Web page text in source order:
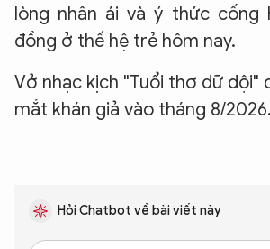
lòng nhân ái và ý thức cống
đồng ở thế hệ trẻ hôm nay.
Vở nhạc kịch "Tuổi thơ dữ dội"
mắt khán giả vào tháng 8/2026.
Hỏi Chatbot về bài viết này